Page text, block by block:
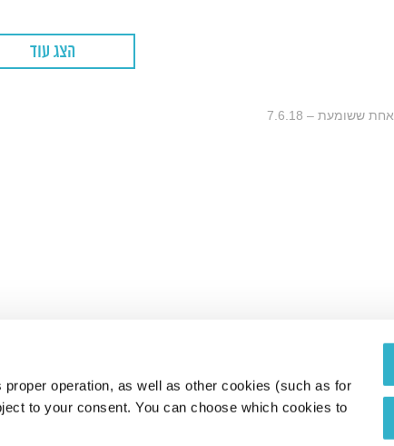
operation, as well as other cookies (such as for
to your consent. You can choose which cookies to
הצג עוד
אחת ששומעת – 7.6.18